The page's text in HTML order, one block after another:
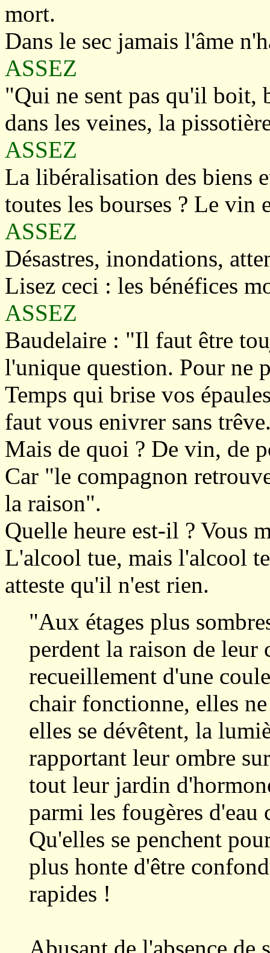
mort.
Dans le sec jamais l'âme
ASSEZ
"Qui ne sent pas qu'il boit,
dans les veines, la
ASSEZ
La libéralisation des biens
toutes les bourses ? Le vin
ASSEZ
Désastres, inondations,
Lisez ceci : les bénéfices
ASSEZ
Baudelaire : "Il faut être
l'unique question. Pour ne
Temps qui brise vos
faut vous enivrer sans
Mais de quoi ? De vin, de
Car "le compagnon
la raison".
Quelle heure est-il ? Vous
L'alcool tue, mais l'alcool
atteste qu'il n'est rien.
"Aux étages plus
perdent la raison de leur
recueillement d'une
chair fonctionne, elles
elles se dévêtent, la
rapportant leur ombre
tout leur jardin
parmi les fougères d'eau
Qu'elles se penchent
plus honte d'être
rapides !